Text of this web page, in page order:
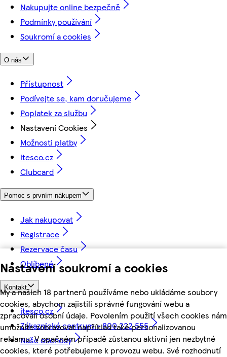
Nastavení soukromí a cookies
My a našich 18 partnerů používáme nebo ukládáme soubory
cookies, abychom zajistili správné fungování webu a
zpracovali osobní údaje. Povolením použití všech cookies nám
umožníte zobrazovat například také personalizovanou
reklamu. V opačném případě zůstanou aktivní jen nezbytné
cookies, které potřebujeme k provozu webu. Své rozhodnutí
Nakupujte online bezpečně
Podmínky používání
Soukromí a cookies
O nás
Přístupnost
Podívejte se, kam doručujeme
Poplatek za službu
Nastavení Cookies
Možnosti platby
itesco.cz
Clubcard
Pomoc s prvním nákupem
Jak nakupovat
Registrace
Rezervace času
Oblíbené
Kontakt
itesco.cz
Zákaznické centrum - 800 222 555
Naše obchody